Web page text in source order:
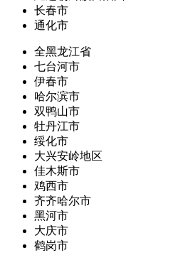
长春市
通化市
全黑龙江省
七台河市
伊春市
哈尔滨市
双鸭山市
牡丹江市
绥化市
大兴安岭地区
佳木斯市
鸡西市
齐齐哈尔市
黑河市
大庆市
鹤岗市